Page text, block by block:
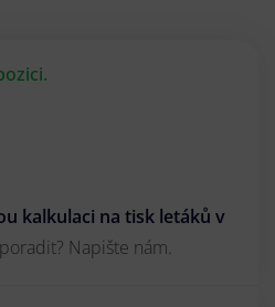
kalkulaci na tisk letáků v
Napište nám.